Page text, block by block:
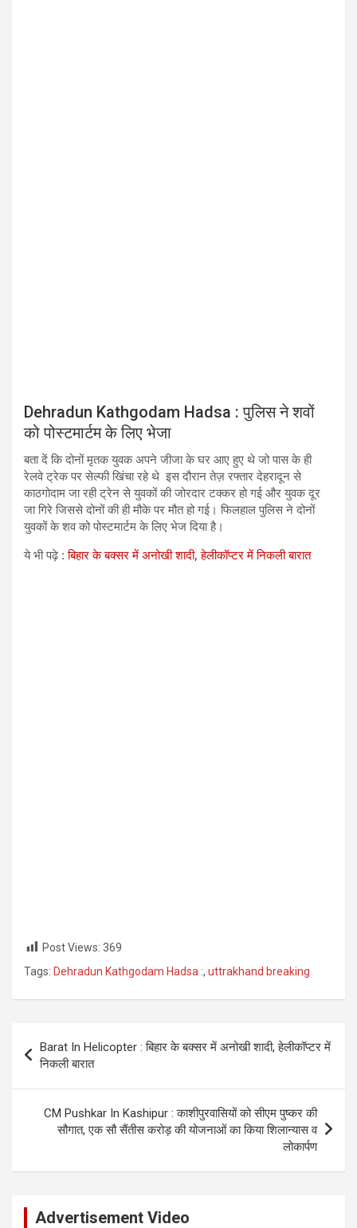
Dehradun Kathgodam Hadsa : पुलिस ने शवों
को पोस्टमार्टम के लिए भेजा
बता दें कि दोनों मृतक युवक अपने जीजा के घर आए हुए थे जो पास के ही
रेलवे ट्रेक पर सेल्फी खिंचा रहे थे इस दौरान तेज़ रफ्तार देहरादून से
काठगोदाम जा रही ट्रेन से युवकों की जोरदार टक्कर हो गई और युवक दूर
जा गिरे जिससे दोनों की ही मौके पर मौत हो गई। फिलहाल पुलिस ने दोनों
युवकों के शव को पोस्टमार्टम के लिए भेज दिया है।
ये भी पढ़े :बिहार के बक्सर में अनोखी शादी, हेलीकॉप्टर में निकली बारात
Post Views: 369
Tags: Dehradun Kathgodam Hadsa :, uttrakhand breaking
navigation
Barat In Helicopter : बिहार के बक्सर में अनोखी शादी, हेलीकॉप्टर में
निकली बारात
CM Pushkar In Kashipur : काशीपुरवासियों को सीएम पुष्कर की
सौगात, एक सौ सैंतीस करोड़ की योजनाओं का किया शिलान्यास व
लोकार्पण
Advertisement Video